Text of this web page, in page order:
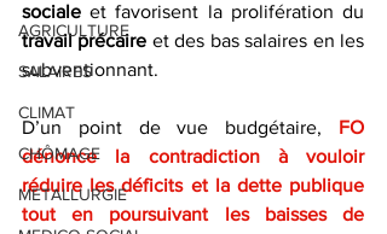
AGRICULTURE
SALAIRES
CLIMAT
CHÔMAGE
METALLURGIE
sociale
travail précaire et des bas salaires en les
subventionnant.
D’un point de vue budgétaire, FO
dénonce la contradiction à vouloir
réduire les déficits et la dette publique
tout en poursuivant les baisses de